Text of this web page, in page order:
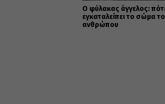
Ο φύλακας άγγελος:
εγκαταλείπει το σώμα
ανθρώπου